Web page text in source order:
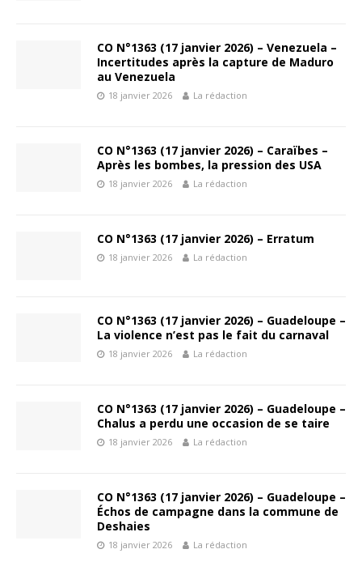
CO N°1363 (17 janvier 2026) – Venezuela –
Incertitudes après la capture de Maduro
au Venezuela
18 janvier 2026 La rédaction
CO N°1363 (17 janvier 2026) – Caraïbes –
Après les bombes, la pression des USA
18 janvier 2026 La rédaction
CO N°1363 (17 janvier 2026) – Erratum
18 janvier 2026 La rédaction
CO N°1363 (17 janvier 2026) – Guadeloupe –
La violence n’est pas le fait du carnaval
18 janvier 2026 La rédaction
CO N°1363 (17 janvier 2026) – Guadeloupe –
Chalus a perdu une occasion de se taire
18 janvier 2026 La rédaction
CO N°1363 (17 janvier 2026) – Guadeloupe –
Échos de campagne dans la commune de
Deshaies
18 janvier 2026 La rédaction